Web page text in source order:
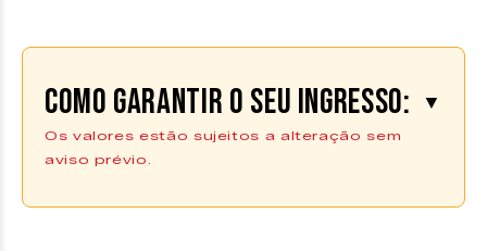
Como garantir o seu ingresso: ▼
Os valores estão sujeitos a alteração sem
aviso prévio.